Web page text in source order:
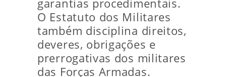
garantias procedimentais.
O Estatuto dos Militares
também disciplina direitos,
deveres, obrigações e
prerrogativas dos militares
das Forças Armadas.